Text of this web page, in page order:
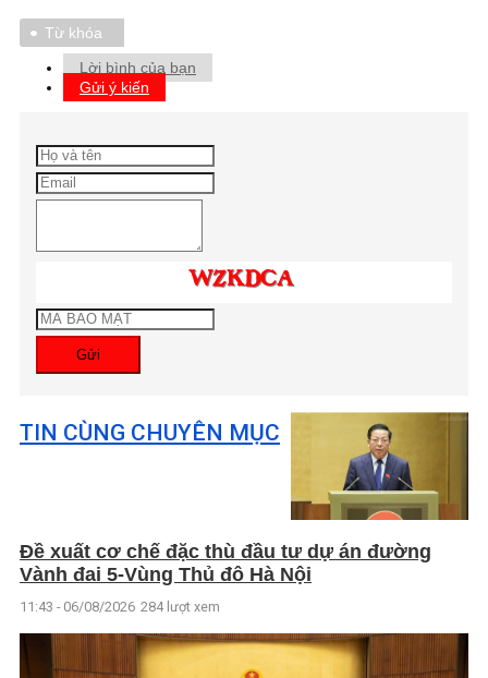
Từ khóa
Lời bình của bạn
Gửi ý kiến
Gửi
TIN CÙNG CHUYÊN MỤC
Đề xuất cơ chế đặc thù đầu tư dự án đường
Vành đai 5-Vùng Thủ đô Hà Nội
11:43 - 06/08/2026 284 lượt xem